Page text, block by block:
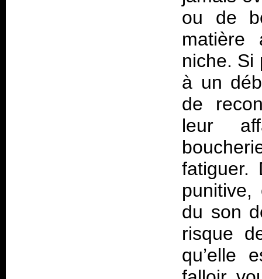
ou de
matière
niche. Si
à un
de
leur
fatiguer.
punitive,
du son
risque
qu’elle